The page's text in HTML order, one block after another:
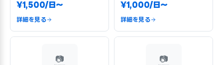
¥1,500/日〜
詳細を見る
¥1,000/日〜
詳細を見る